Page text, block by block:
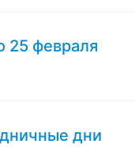
25 февраля
дни